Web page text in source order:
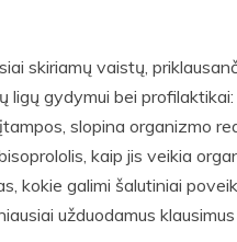
skiriamų vaistų,
ligų gydymui bei
slopina organizmo
kaip jis veikia
kokie galimi šalutiniai
užduodamus